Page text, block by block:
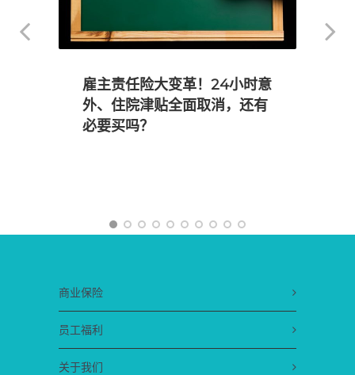
雇主责任险大变革！24小时意
外、住院津贴全面取消，还有
必要买吗？
商业保险
员工福利
关于我们